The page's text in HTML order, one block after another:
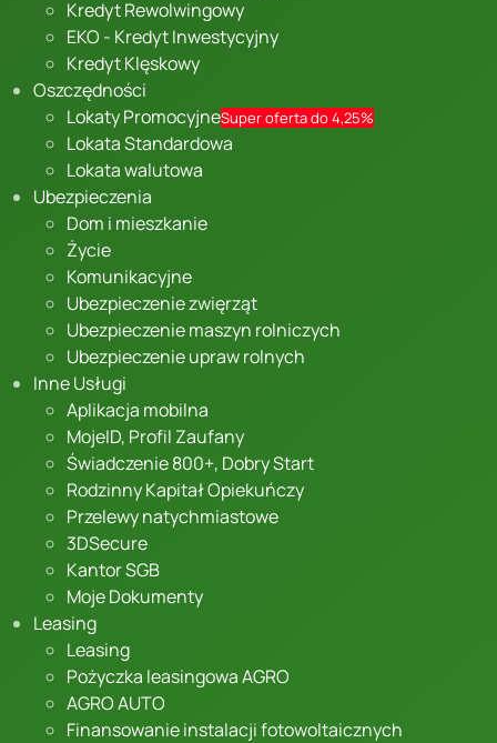
Kredyt Rewolwingowy
EKO - Kredyt Inwestycyjny
Kredyt Klęskowy
Oszczędności
Lokaty PromocyjneSuper oferta do 4,25%
Lokata Standardowa
Lokata walutowa
Ubezpieczenia
Dom i mieszkanie
Życie
Komunikacyjne
Ubezpieczenie zwięrząt
Ubezpieczenie maszyn rolniczych
Ubezpieczenie upraw rolnych
Inne Usługi
Aplikacja mobilna
MojeID, Profil Zaufany
Świadczenie 800+, Dobry Start
Rodzinny Kapitał Opiekuńczy
Przelewy natychmiastowe
3DSecure
Kantor SGB
Moje Dokumenty
Leasing
Leasing
Pożyczka leasingowa AGRO
AGRO AUTO
Finansowanie instalacji fotowoltaicznych